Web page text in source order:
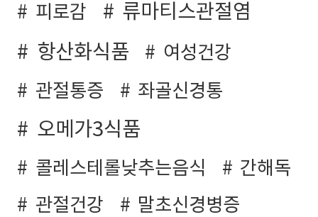
피로감
류마티스관절염
항산화식품
여성건강
관절통증
좌골신경통
오메가3식품
콜레스테롤낮추는음식
간해독
관절건강
말초신경병증